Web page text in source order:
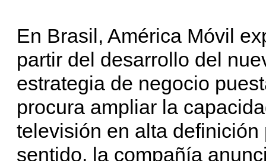
En Brasil, América Móvil
partir del desarrollo del
estrategia de negocio
procura ampliar la
televisión en alta
sentido, la compañía